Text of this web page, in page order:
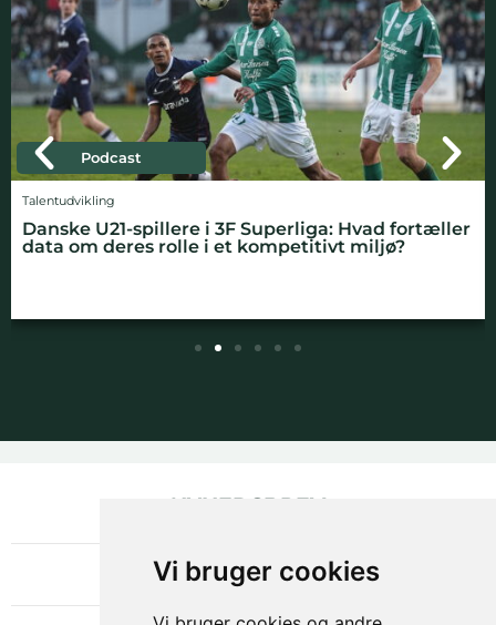
Vi bruger cookies
Podcast
Talentudvikling
Danske U21-spillere i 3F Superliga: Hvad fortæller
data om deres rolle i et kompetitivt miljø?
NYHEDSBREV
OM GAMECHANGER